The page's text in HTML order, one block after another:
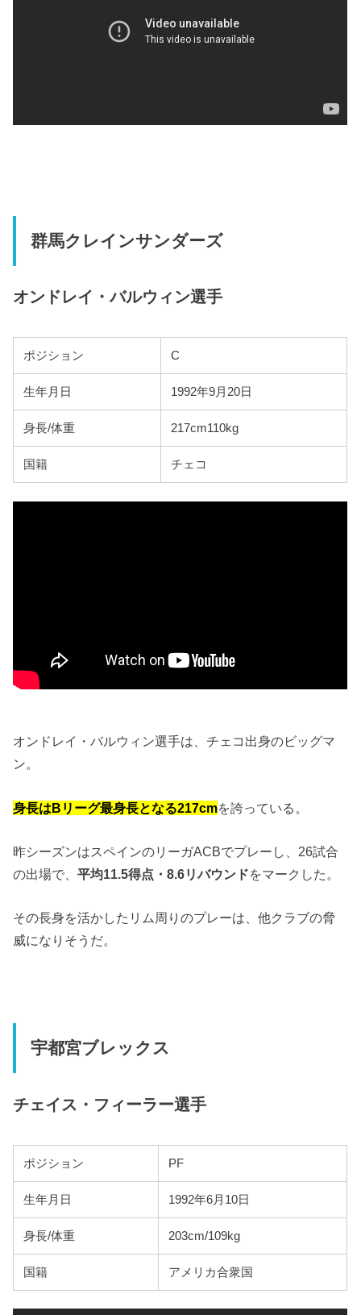
群馬クレインサンダーズ
オンドレイ・バルウィン選手
ポジション C
生年月日 1992年9月20日
身長/体重 217cm110kg
国籍 チェコ
オンドレイ・バルウィン選手は、チェコ出身のビッグマ
ン。
身長はBリーグ最身長となる217cmを誇っている。
昨シーズンはスペインのリーガACBでプレーし、26試合
の出場で、平均11.5得点・8.6リバウンドをマークした。
その長身を活かしたリム周りのプレーは、他クラブの脅
威になりそうだ。
宇都宮ブレックス
チェイス・フィーラー選手
ポジション PF
生年月日 1992年6月10日
身長/体重 203cm/109kg
国籍 アメリカ合衆国